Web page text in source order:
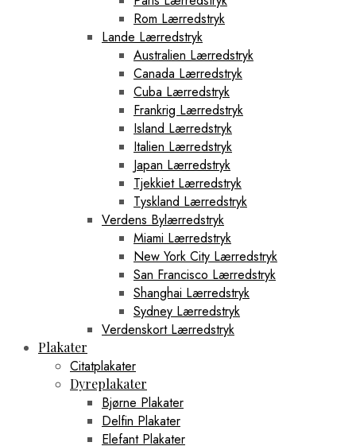
Rom Lærredstryk
Lande Lærredstryk
Australien Lærredstryk
Canada Lærredstryk
Cuba Lærredstryk
Frankrig Lærredstryk
Island Lærredstryk
Italien Lærredstryk
Japan Lærredstryk
Tjekkiet Lærredstryk
Tyskland Lærredstryk
Verdens Bylærredstryk
Miami Lærredstryk
New York City Lærredstryk
San Francisco Lærredstryk
Shanghai Lærredstryk
Sydney Lærredstryk
Verdenskort Lærredstryk
Plakater
Citatplakater
Dyreplakater
Bjørne Plakater
Delfin Plakater
Elefant Plakater